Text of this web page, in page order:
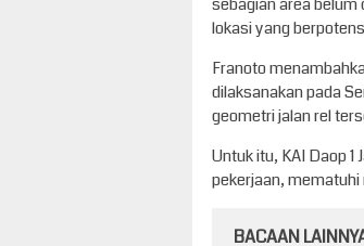
lokasi yang
Franoto
dilaksanakan pada
geometri jalan rel
Untuk itu, KAI Daop
pekerjaan,
BACAAN